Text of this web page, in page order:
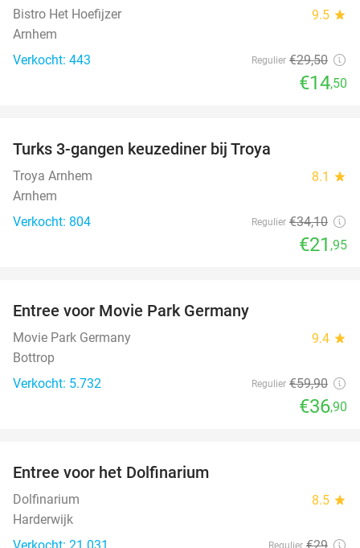
Bistro Het Hoefijzer 9.5 star
Arnhem
Verkocht: 443
Regulier €29,50
€14,50
Turks 3-gangen keuzediner bij Troya
Troya Arnhem 8.1 star
Arnhem
Verkocht: 804
Regulier €34,10
€21 ,95
Entree voor Movie Park Germany
Movie Park Germany 9.4 star
Bottrop
Verkocht: 5.732
Regulier €59,90
€36,90
Entree voor het Dolfinarium
Dolfinarium 8.5 star
Harderwijk
Regulier